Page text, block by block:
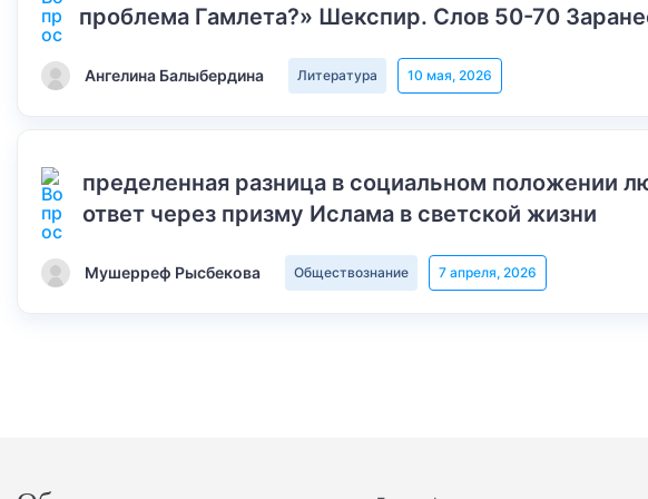
проблема Гамлета?» Шекспир. Слов 50-70
Ангелина Балыбердина Литература 10 мая, 2026
пределенная разница в социальном положении
ответ через призму Ислама в светской жизни
Мушерреф Рысбекова Обществознание 7 апреля, 2026